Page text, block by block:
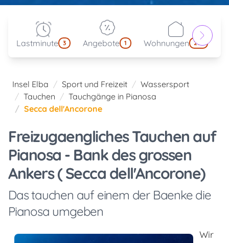
Lastminute 3 Angebote 1 Wohnungen 214
Insel Elba Sport und Freizeit
Wassersport
Tauchen
Tauchgänge in Pianosa
Secca dell'Ancorone
Freizugaengliches Tauchen auf
Pianosa - Bank des grossen
Ankers ( Secca dell'Ancorone)
Das tauchen auf einem der Baenke die
Pianosa umgeben
Wir